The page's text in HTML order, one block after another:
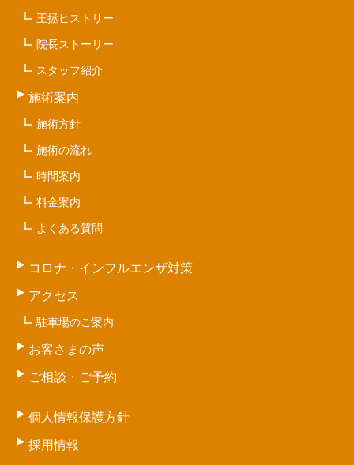
王拯ヒストリー
院長ストーリー
スタッフ紹介
施術案内
施術方針
施術の流れ
時間案内
料金案内
よくある質問
コロナ・インフルエンザ対策
アクセス
駐車場のご案内
お客さまの声
ご相談・ご予約
個人情報保護方針
採用情報